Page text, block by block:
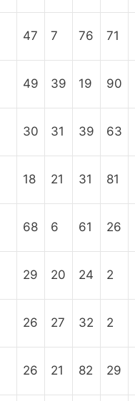
47 7 76 71
49 39 19 90
30 31 39 63
18 21 31 81
68 6 61 26
29 20 24 2
26 27 32 2
26 21 82 29